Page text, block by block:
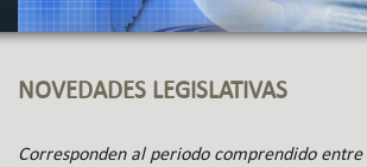
NOVEDADES LEGISLATIVAS
Corresponden al periodo comprendido